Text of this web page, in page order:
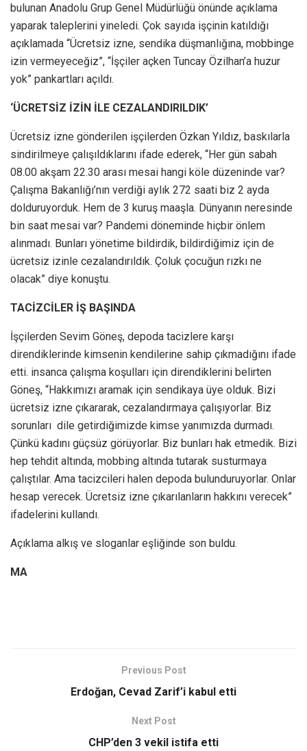
bulunan Anadolu Grup Genel Müdürlüğü önünde açıklama
yaparak taleplerini yineledi. Çok sayıda işçinin katıldığı
açıklamada “Ücretsiz izne, sendika düşmanlığına, mobbinge
izin vermeyeceğiz”, “İşçiler açken Tuncay Özilhan’a huzur
yok” pankartları açıldı.
‘ÜCRETSİZ İZİN İLE CEZALANDIRILDIK’
Ücretsiz izne gönderilen işçilerden Özkan Yıldız, baskılarla
sindirilmeye çalışıldıklarını ifade ederek, “Her gün sabah
08.00 akşam 22.30 arası mesai hangi köle düzeninde var?
Çalışma Bakanlığı’nın verdiği aylık 272 saati biz 2 ayda
dolduruyorduk. Hem de 3 kuruş maaşla. Dünyanın neresinde
bin saat mesai var? Pandemi döneminde hiçbir önlem
alınmadı. Bunları yönetime bildirdik, bildirdiğimiz için de
ücretsiz izinle cezalandırıldık. Çoluk çocuğun rızkı ne
olacak” diye konuştu.
TACİZCİLER İŞ BAŞINDA
İşçilerden Sevim Göneş, depoda tacizlere karşı
direndiklerinde kimsenin kendilerine sahip çıkmadığını ifade
etti. insanca çalışma koşulları için direndiklerini belirten
Göneş, “Hakkımızı aramak için sendikaya üye olduk. Bizi
ücretsiz izne çıkararak, cezalandırmaya çalışıyorlar. Biz
sorunları dile getirdiğimizde kimse yanımızda durmadı.
Çünkü kadını güçsüz görüyorlar. Biz bunları hak etmedik. Bizi
hep tehdit altında, mobbing altında tutarak susturmaya
çalıştılar. Ama tacizcileri halen depoda bulunduruyorlar. Onlar
hesap verecek. Ücretsiz izne çıkarılanların hakkını verecek”
ifadelerini kullandı.
Açıklama alkış ve sloganlar eşliğinde son buldu.
MA
Previous Post
Erdoğan, Cevad Zarif’i kabul etti
Next Post
CHP’den 3 vekil istifa etti